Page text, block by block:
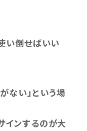
い倒せばいい
ない」という場
インするのが大